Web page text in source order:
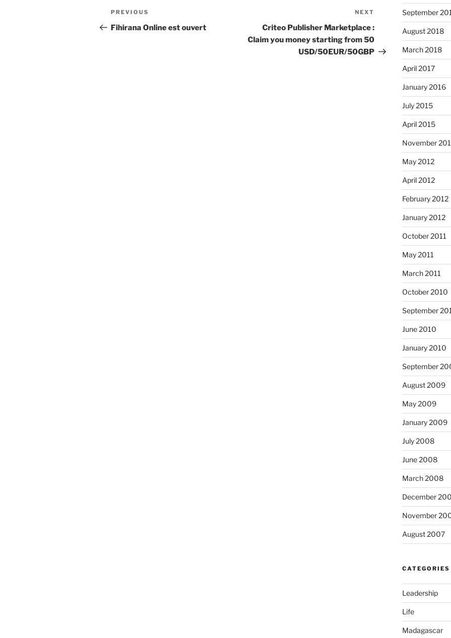
Post
navigation
Previous
Post
PREVIOUS
Fihirana Online est ouvert
Post
NEXT
Criteo Publisher Marketplace :
Claim you money starting from 50
USD/50EUR/50GBP
September
August 2018
March 2018
April 2017
January 2016
July 2015
April 2015
November
May 2012
April 2012
February 2012
January 2012
October 2011
May 2011
March 2011
October 2010
September
June 2010
January 2010
September
August 2009
May 2009
January 2009
July 2008
June 2008
March 2008
December
November
August 2007
CATEGORIES
Leadership
Life
Madagascar